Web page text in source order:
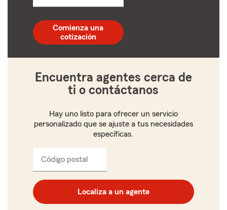
postal
de
5
Comienza una
cotización
Encuentra agentes cerca de
ti o contáctanos
Hay uno listo para ofrecer un servicio
personalizado que se ajuste a tus necesidades
específicas.
Código postal
código
postal
de
cinco
Localiza a un agente